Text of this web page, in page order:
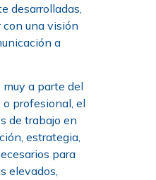
desarrolladas,
una visión
a
a parte del
profesional, el
de trabajo en
estrategia,
para
elevados,